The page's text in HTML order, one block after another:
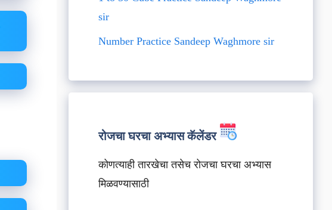
sir
Number Practice Sandeep Waghmore sir
रोजचा घरचा अभ्यास कॅलेंडर
कोणत्याही तारखेचा तसेच रोजचा घरचा अभ्यास
मिळवण्यासाठी